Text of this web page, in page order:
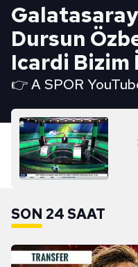
Dursun
Icardi Bizim
👉 A SPOR
SON 24 SAAT